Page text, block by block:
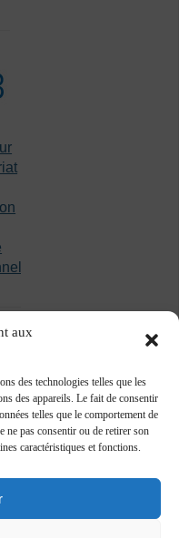
aux
des technologies telles que les
des appareils. Le fait de consentir
telles que le comportement de
ne pas consentir ou de retirer son
caractéristiques et fonctions.